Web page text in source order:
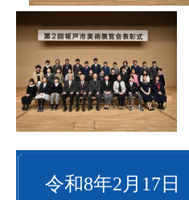
令和8年2月17日